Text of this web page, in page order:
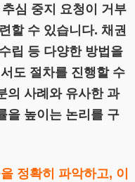
심 중지 요청이 거부
할 수 있습니다. 채권
립 등 다양한 방법을
도 절차를 진행할 수
의 사례와 유사한 과
을 높이는 논리를 구
정확히 파악하고, 이